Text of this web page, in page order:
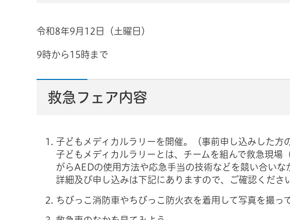
令和8年9月12日（土曜日）
9時から15時まで
救急フェア内容
子どもメディカルラリーを開催。（事前申し込みした方
子どもメディカルラリーとは、チームを組んで救急現
がらAEDの使用方法や応急手当の技術などを競い合いな
詳細及び申し込みは下記にありますので、ご確認くださ
ちびっこ消防車やちびっこ防火衣を着用して写真を撮っ